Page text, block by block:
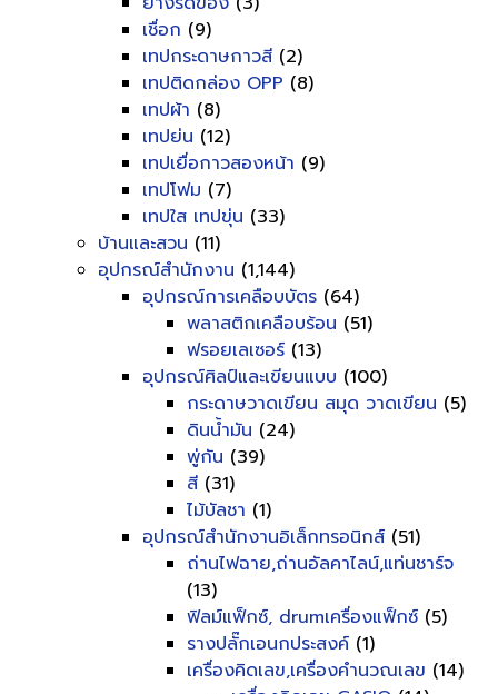
เชื่อก (9)
เทปกระดาษกาวสี (2)
เทปติดกล่อง OPP (8)
เทปผ้า (8)
เทปย่น (12)
เทปเยื่อกาวสองหน้า (9)
เทปโฟม (7)
เทปใส เทปขุ่น (33)
บ้านและสวน (11)
อุปกรณ์สำนักงาน (1,144)
อุปกรณ์การเคลือบบัตร (64)
พลาสติกเคลือบร้อน (51)
ฟรอยเลเซอร์ (13)
อุปกรณ์ศิลป์และเขียนแบบ (100)
กระดาษวาดเขียน สมุด วาดเขียน (5)
ดินน้ำมัน (24)
พู่กัน (39)
สี (31)
ไม้บัลชา (1)
อุปกรณ์สำนักงานอิเล็กทรอนิกส์ (51)
ถ่านไฟฉาย,ถ่านอัลคาไลน์,แท่นชาร์จ
(13)
ฟิลม์แฟ็กซ์, drumเครื่องแฟ็กซ์ (5)
รางปลั๊กเอนกประสงค์ (1)
เครื่องคิดเลข,เครื่องคำนวณเลข (14)